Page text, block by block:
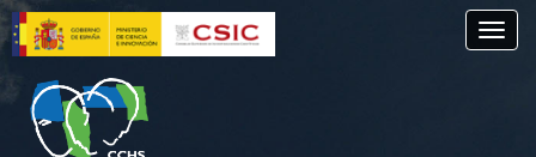
Pasar
al
contenido
principal